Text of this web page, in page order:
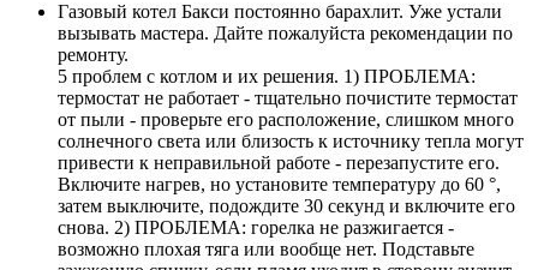
Газовый котел Бакси постоянно барахлит. Уже устали
вызывать мастера. Дайте пожалуйста рекомендации по
ремонту.
5 проблем с котлом и их решения. 1) ПРОБЛЕМА:
термостат не работает - тщательно почистите термостат
от пыли - проверьте его расположение, слишком много
солнечного света или близость к источнику тепла могут
привести к неправильной работе - перезапустите его.
Включите нагрев, но установите температуру до 60 °,
затем выключите, подождите 30 секунд и включите его
снова. 2) ПРОБЛЕМА: горелка не разжигается -
возможно плохая тяга или вообще нет. Подставьте